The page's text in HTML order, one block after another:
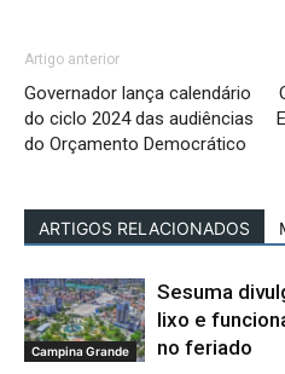
Artigo anterior
Governador lança calendário
do ciclo 2024 das audiências
do Orçamento Democrático
ARTIGOS RELACIONADOS
Campina Grande
Sesuma
lixo e
no feriado